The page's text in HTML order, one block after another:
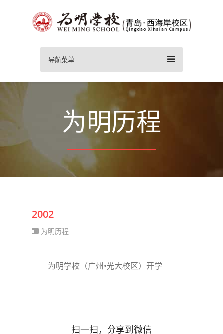
导航菜单
为明历程
2002
为明历程
为明学校（广州•光大校区）开学
扫一扫，分享到微信